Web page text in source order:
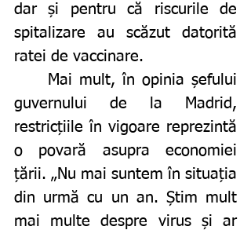
dar și pentru că riscurile de
spitalizare au scăzut datorită
ratei de vaccinare.
guvernului de la Madrid,
restricțiile în vigoare reprezintă
o povară asupra economiei
țării. „Nu mai suntem în situația
din urmă cu un an. Știm mult
mai multe despre virus și ar